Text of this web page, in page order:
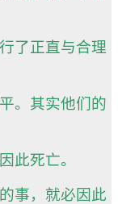
了正直与合理
。其实他们的
此死亡。
事，就必因此